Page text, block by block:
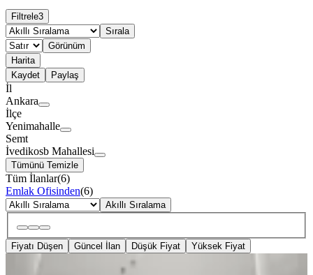
Filtrele3
Sırala
Görünüm
Harita
Kaydet
Paylaş
İl
Ankara
İlçe
Yenimahalle
Semt
İvedikosb Mahallesi
Tümünü Temizle
Tüm İlanlar(6)
Emlak Ofisinden(6)
Akıllı Sıralama
Fiyatı Düşen Güncel İlan Düşük Fiyat Yüksek Fiyat
KREDİYE